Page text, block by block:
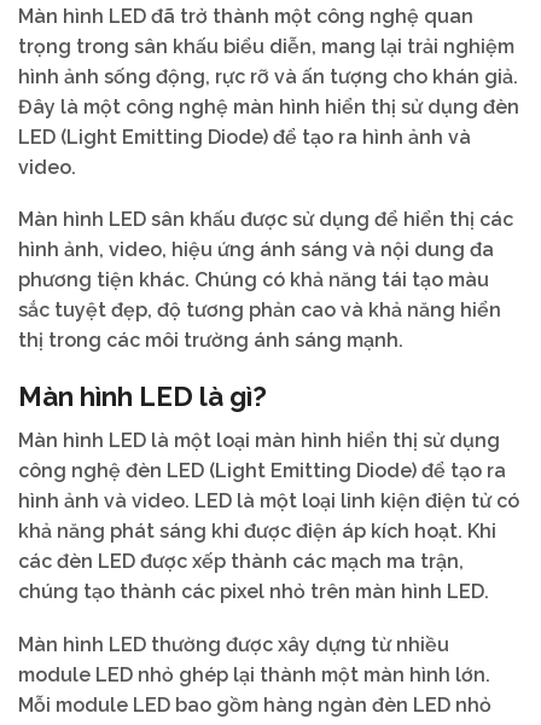
Màn hình LED đã trở thành một công nghệ quan
trọng trong sân khấu biểu diễn, mang lại trải nghiệm
hình ảnh sống động, rực rỡ và ấn tượng cho khán giả.
Đây là một công nghệ màn hình hiển thị sử dụng đèn
LED (Light Emitting Diode) để tạo ra hình ảnh và
video.
Màn hình LED sân khấu được sử dụng để hiển thị các
hình ảnh, video, hiệu ứng ánh sáng và nội dung đa
phương tiện khác. Chúng có khả năng tái tạo màu
sắc tuyệt đẹp, độ tương phản cao và khả năng hiển
thị trong các môi trường ánh sáng mạnh.
Màn hình LED là gì?
Màn hình LED là một loại màn hình hiển thị sử dụng
công nghệ đèn LED (Light Emitting Diode) để tạo ra
hình ảnh và video. LED là một loại linh kiện điện tử có
khả năng phát sáng khi được điện áp kích hoạt. Khi
các đèn LED được xếp thành các mạch ma trận,
chúng tạo thành các pixel nhỏ trên màn hình LED.
Màn hình LED thường được xây dựng từ nhiều
module LED nhỏ ghép lại thành một màn hình lớn.
Mỗi module LED bao gồm hàng ngàn đèn LED nhỏ